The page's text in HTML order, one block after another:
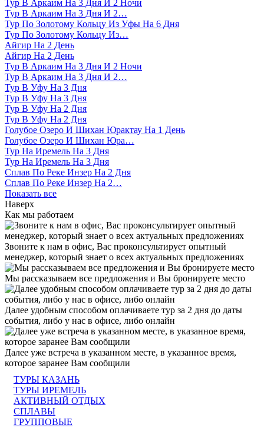
Тур В Аркаим На 3 Дня И 2 Ночи
Тур В Аркаим На 3 Дня И 2…
Тур По Золотому Кольцу Из Уфы На 6 Дня
Тур По Золотому Кольцу Из…
Айгир На 2 День
Айгир На 2 День
Тур В Аркаим На 3 Дня И 2 Ночи
Тур В Аркаим На 3 Дня И 2…
Тур В Уфу На 3 Дня
Тур В Уфу На 3 Дня
Тур В Уфу На 2 Дня
Тур В Уфу На 2 Дня
Голубое Озеро И Шихан Юрактау На 1 День
Голубое Озеро И Шихан Юра…
Тур На Иремель На 3 Дня
Тур На Иремель На 3 Дня
Сплав По Реке Инзер На 2 Дня
Сплав По Реке Инзер На 2…
Показать все
Наверх
Как мы работаем
Звоните к нам в офис, Вас проконсультирует опытный
менеджер, который знает о всех актуальных предложениях
Мы рассказываем все предложения и Вы бронируете место
Далее удобным способом оплачиваете тур за 2 дня до даты
события, либо у нас в офисе, либо онлайн
Далее уже встреча в указанном месте, в указанное время,
которое заранее Вам сообщили
ТУРЫ КАЗАНЬ
ТУРЫ ИРЕМЕЛЬ
АКТИВНЫЙ ОТДЫХ
СПЛАВЫ
ГРУППОВЫЕ